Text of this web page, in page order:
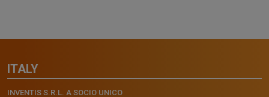
ITALY
INVENTIS S.R.L. A SOCIO UNICO